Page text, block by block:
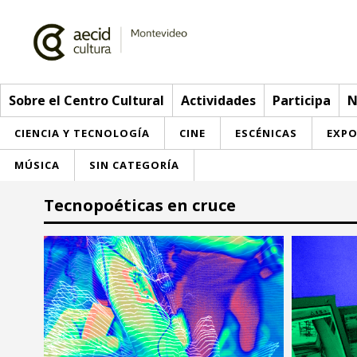
Sobre el Centro Cultural Actividades Participa
CIENCIA Y TECNOLOGÍA CINE ESCÉNICAS
MÚSICA SIN CATEGORÍA
Sobre el Centro Cultural
Red AECID
Equipo
Instalaciones
Visítanos
> Ir a Actividades
Esta semana
Inscripciones
Participa
Envíanos tu propuesta
Buzón de sugerencias
Noticias
Convocatorias
Tecnopoéticas en cruce